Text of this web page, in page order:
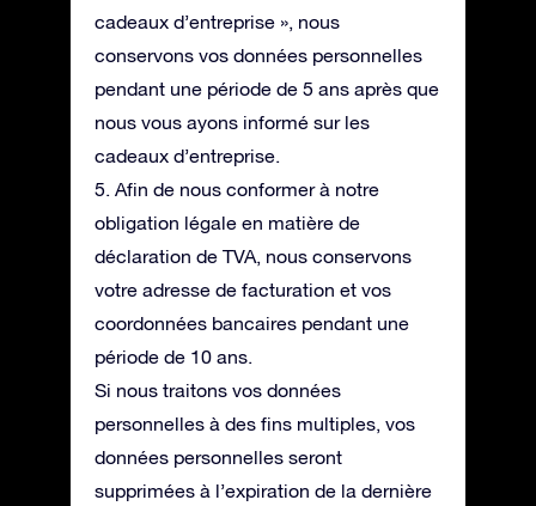
cadeaux d’entreprise », nous
conservons vos données personnelles
pendant une période de 5 ans après que
nous vous ayons informé sur les
cadeaux d’entreprise.
5. Afin de nous conformer à notre
obligation légale en matière de
déclaration de TVA, nous conservons
votre adresse de facturation et vos
coordonnées bancaires pendant une
période de 10 ans.
Si nous traitons vos données
personnelles à des fins multiples, vos
données personnelles seront
supprimées à l’expiration de la dernière